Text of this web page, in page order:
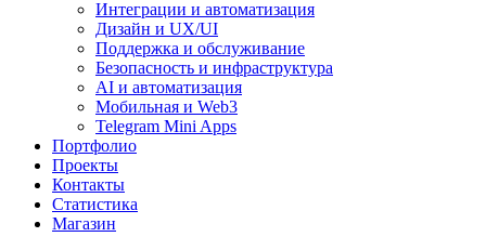
Интеграции и автоматизация
Дизайн и UX/UI
Поддержка и обслуживание
Безопасность и инфраструктура
AI и автоматизация
Мобильная и Web3
Telegram Mini Apps
Портфолио
Проекты
Контакты
Статистика
Магазин